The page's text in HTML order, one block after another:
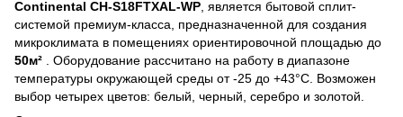
Continental CH-S18FTXAL-WP , является бытовой сплит-
системой премиум-класса, предназначенной для создания
микроклимата в помещениях ориентировочной площадью до
50м² . Оборудование рассчитано на работу в диапазоне
температуры окружающей среды от -25 до +43°С. Возможен
выбор четырех цветов: белый, черный, серебро и золотой.